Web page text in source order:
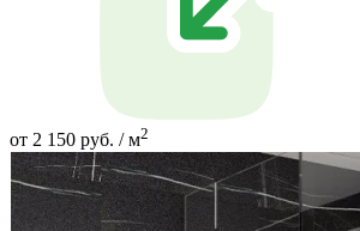
от 2 150 руб. / м2